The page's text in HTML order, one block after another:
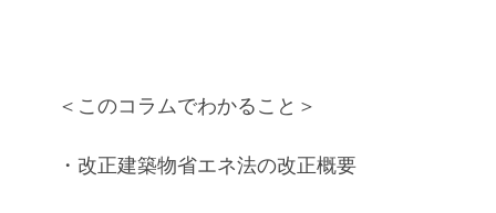
＜このコラムでわかること＞
・改正建築物省エネ法の改正概要